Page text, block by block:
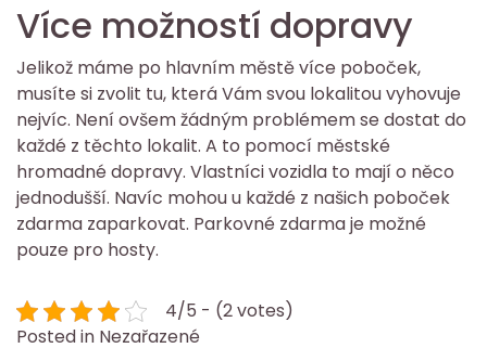
Více možností dopravy
Jelikož máme po hlavním městě více poboček,
musíte si zvolit tu, která Vám svou lokalitou vyhovuje
nejvíc. Není ovšem žádným problémem se dostat do
každé z těchto lokalit. A to pomocí městské
hromadné dopravy. Vlastníci vozidla to mají o něco
jednodušší. Navíc mohou u každé z našich poboček
zdarma zaparkovat. Parkovné zdarma je možné
pouze pro hosty.
4/5 - (2 votes)
Posted in Nezařazené